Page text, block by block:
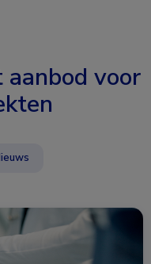
voor